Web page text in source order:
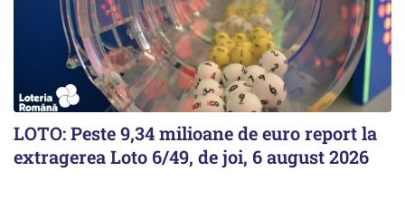
LOTO: Peste 9,34 milioane de euro report la
extragerea Loto 6/49, de joi, 6 august 2026